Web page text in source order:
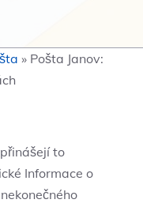
» Pošta Janov:
to
Informace o